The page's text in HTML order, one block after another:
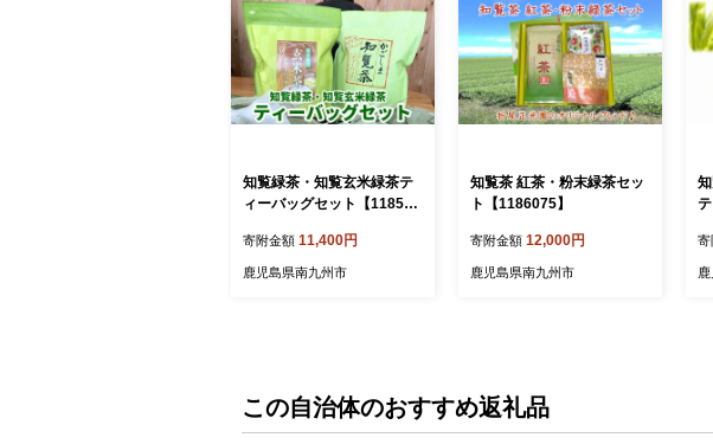
知覧緑茶・知覧玄米緑茶テ
ィーバッグセット【118592
寄附金額 11,400円
鹿児島県南九州市
知覧茶 紅茶・粉末緑茶セッ
ト【1186075】
寄附金額 12,000円
鹿児島県南九州市
寄
この自治体のおすすめ返礼品